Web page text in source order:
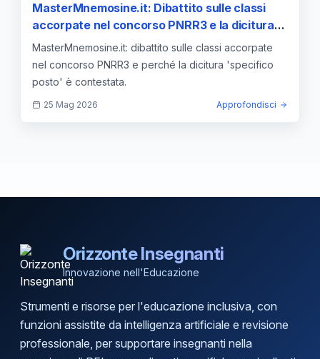
MasterMnemosine.it: Dibattito sulle classi
accorpate nel concorso PNRR3 e la dicitura
“specifico posto”
MasterMnemosine.it: dibattito sulle classi accorpate
nel concorso PNRR3 e perché la dicitura 'specifico
posto' è contestata.
25 Mag 2026 Approfondisci
Orizzonte Insegnanti
Innovazione nell'Educazione
Strumenti e risorse per l'educazione inclusiva, con
funzioni assistite da intelligenza artificiale e revisione
professionale, per supportare insegnanti nella